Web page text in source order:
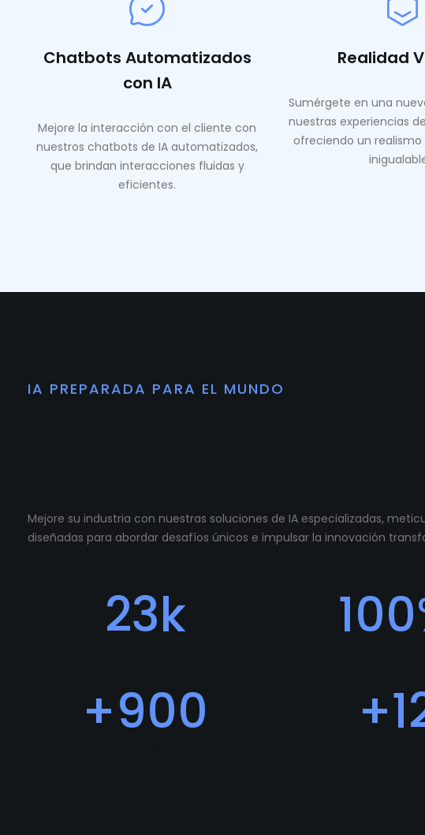
Chatbots Automatizados
con IA
Mejore la interacción con el cliente con
nuestros chatbots de IA automatizados,
que brindan interacciones fluidas y
eficientes.
Realidad
Sumérgete en una
nuestras experiencias
ofreciendo un
IA PREPARADA PARA EL MUNDO
Mejore su industria con nuestras soluciones de IA especializadas,
diseñadas para abordar desafíos únicos e impulsar la innovación
23k 100
+900 +